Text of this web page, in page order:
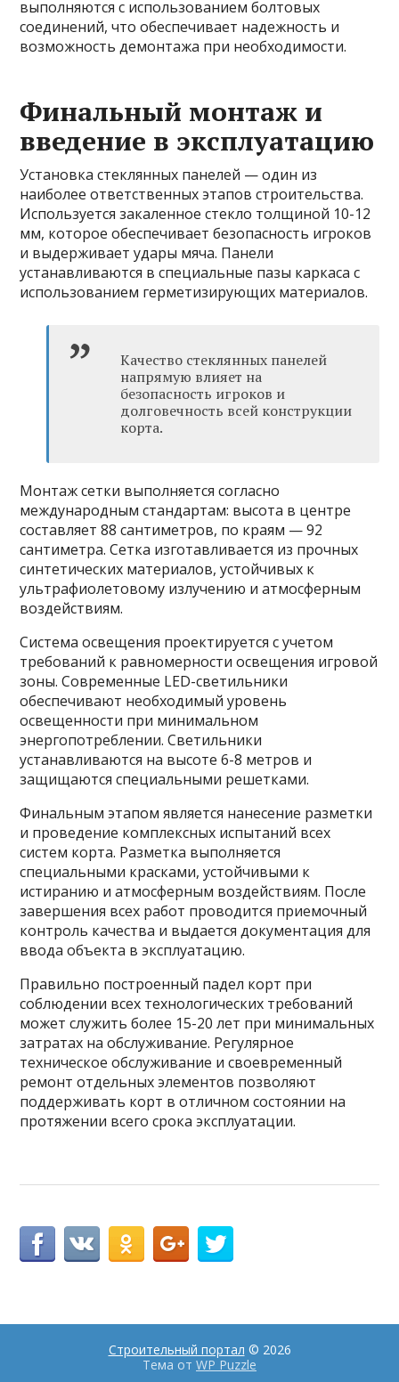
выполняются с использованием болтовых
соединений, что обеспечивает надежность и
возможность демонтажа при необходимости.
Финальный монтаж и
введение в эксплуатацию
Установка стеклянных панелей — один из
наиболее ответственных этапов строительства.
Используется закаленное стекло толщиной 10-12
мм, которое обеспечивает безопасность игроков
и выдерживает удары мяча. Панели
устанавливаются в специальные пазы каркаса с
использованием герметизирующих материалов.
Качество стеклянных панелей
напрямую влияет на
безопасность игроков и
долговечность всей конструкции
корта.
Монтаж сетки выполняется согласно
международным стандартам: высота в центре
составляет 88 сантиметров, по краям — 92
сантиметра. Сетка изготавливается из прочных
синтетических материалов, устойчивых к
ультрафиолетовому излучению и атмосферным
воздействиям.
Система освещения проектируется с учетом
требований к равномерности освещения игровой
зоны. Современные LED-светильники
обеспечивают необходимый уровень
освещенности при минимальном
энергопотреблении. Светильники
устанавливаются на высоте 6-8 метров и
защищаются специальными решетками.
Финальным этапом является нанесение разметки
и проведение комплексных испытаний всех
систем корта. Разметка выполняется
специальными красками, устойчивыми к
истиранию и атмосферным воздействиям. После
завершения всех работ проводится приемочный
контроль качества и выдается документация для
ввода объекта в эксплуатацию.
Правильно построенный падел корт при
соблюдении всех технологических требований
может служить более 15-20 лет при минимальных
затратах на обслуживание. Регулярное
техническое обслуживание и своевременный
ремонт отдельных элементов позволяют
поддерживать корт в отличном состоянии на
протяжении всего срока эксплуатации.
Строительный портал © 2026
Тема от WP Puzzle